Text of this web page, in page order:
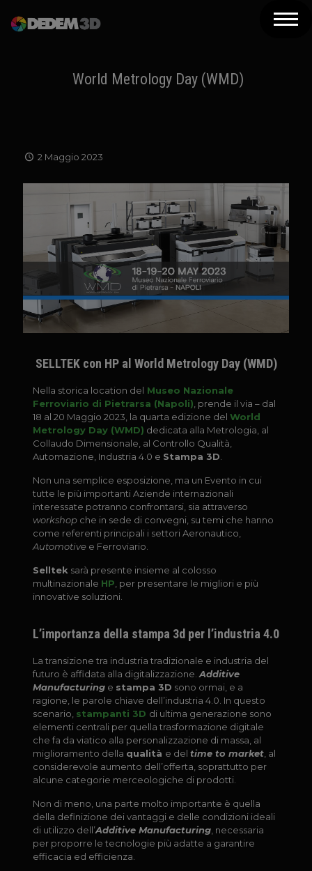
Prodotti
Servizi
Assistenza
Newsletter
World Metrology Day (WMD)
2 Maggio 2023
SELLTEK con HP al World Metrology Day (WMD)
Nella storica location del Museo Nazionale
Ferroviario di Pietrarsa (Napoli) , prende il via – dal
18 al 20 Maggio 2023, la quarta edizione del World
Metrology Day (WMD) dedicata alla Metrologia, al
Collaudo Dimensionale, al Controllo Qualità,
Automazione, Industria 4.0 e Stampa 3D
Non una semplice esposizione, ma un Evento in cui
tutte le più importanti Aziende internazionali
interessate potranno confrontarsi, sia attraverso
workshopche in sede di convegni, su temi che hanno
come referenti principali i settori Aeronautico,
Automotivee Ferroviario.
Selltek sarà presente insieme al colosso
multinazionale HP , per presentare le migliori e più
innovative soluzioni.
L’importanza della stampa 3d per l’industria 4.0
La transizione tra industria tradizionale e industria del
futuro è affidata alla digitalizzazione. Additive
Manufacturinge stampa 3D sono ormai, e a
ragione, le parole chiave dell’industria 4.0. In questo
scenario, stampanti 3D di ultima generazione sono
elementi centrali per quella trasformazione digitale
che fa da viatico alla personalizzazione di massa, al
miglioramento della qualità e del time to market, al
considerevole aumento dell’offerta, soprattutto per
alcune categorie merceologiche di prodotti.
Non di meno, una parte molto importante è quella
della definizione dei vantaggi e delle condizioni ideali
di utilizzo dell’Additive Manufacturing, necessaria
per proporre le tecnologie più adatte a garantire
efficacia ed efficienza.